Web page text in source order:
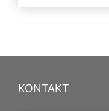
KONTAKT